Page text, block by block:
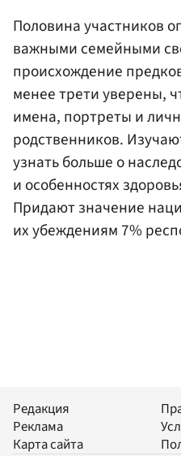
Половина участников
важными семейными
происхождение
менее трети уверены,
имена, портреты и
родственников.
узнать больше о
и особенностях
Придают значение
их убеждениям 7%
Редакция
Реклама
Карта сайта